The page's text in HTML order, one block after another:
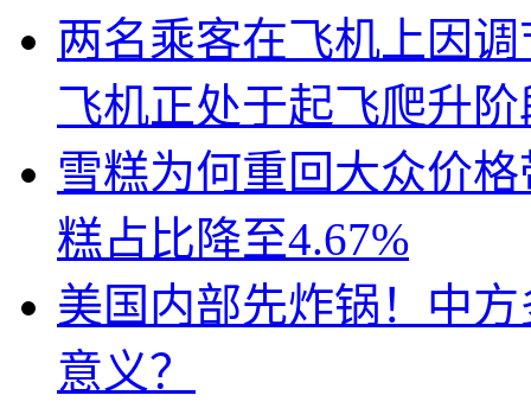
两名乘客在飞机上因
飞机正处于起飞爬升阶
雪糕为何重回大众价
糕占比降至4.67%
美国内部先炸锅！中
意义？